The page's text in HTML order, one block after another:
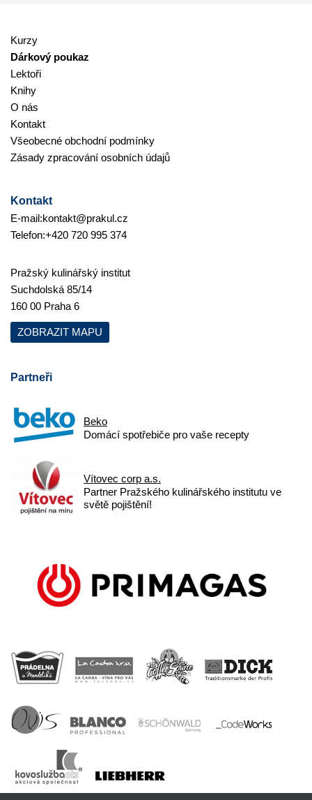
Kurzy
Dárkový poukaz
Lektoři
Knihy
O nás
Kontakt
Všeobecné obchodní podmínky
Zásady zpracování osobních údajů
Kontakt
E-mail:kontakt@prakul.cz
Telefon:+420 720 995 374
Pražský kulinářský institut
Suchdolská 85/14
160 00 Praha 6
ZOBRAZIT MAPU
Partneři
Beko
Domácí spotřebiče pro vaše recepty
Vítovec corp a.s.
Partner Pražského kulinářského institutu ve
světě pojištění!